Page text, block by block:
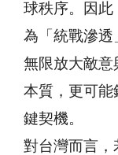
球秩序。因此
為「統戰滲透
無限放大敵意
本質，更可能
鍵契機。
對台灣而言，